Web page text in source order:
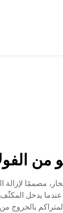
من
مصممًا
عندما يدخل
بالخروج من